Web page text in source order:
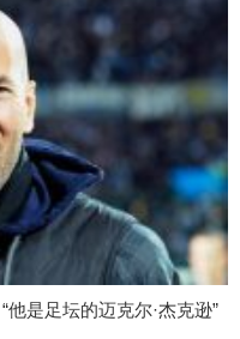
是足坛的迈克尔·杰克逊”